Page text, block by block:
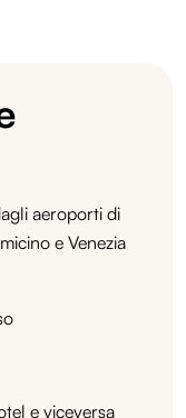
aeroporti di
e Venezia
e viceversa